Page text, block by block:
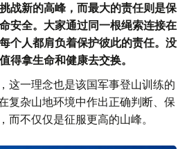
战新的高峰，而最大的责任则是保
安全。大家通过同一根绳索连接在
个人都肩负着保护彼此的责任。没
得拿生命和健康去交换。
这一理念也是该国军事登山训练的
杂山地环境中作出正确判断、保
而不仅仅是征服更高的山峰。